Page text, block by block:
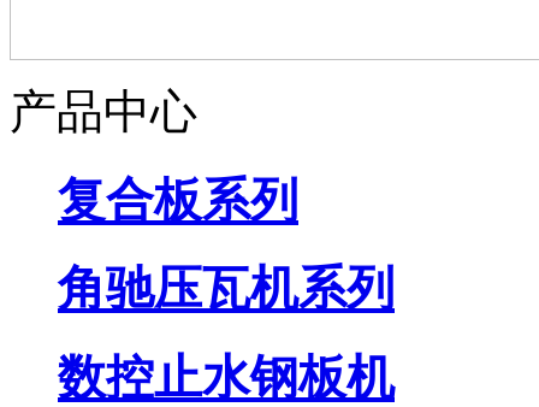
产品中心
复合板系列
角驰压瓦机系列
数控止水钢板机